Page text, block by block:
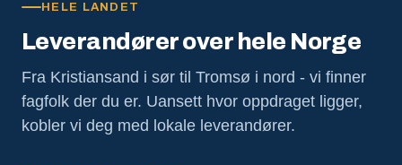
HELE LANDET
Leverandører over hele Norge
Fra Kristiansand i sør til Tromsø i nord - vi finner
fagfolk der du er. Uansett hvor oppdraget ligger,
kobler vi deg med lokale leverandører.